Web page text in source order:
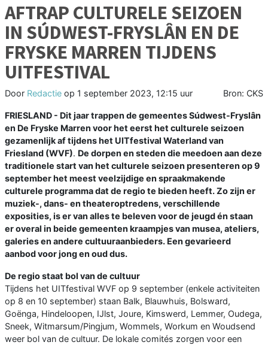
AFTRAP CULTURELE SEIZOEN
IN SÚDWEST-FRYSLÂN EN DE
FRYSKE MARREN TIJDENS
UITFESTIVAL
Door Redactie op 1 september 2023, 12:15 uur Bron: CKS
FRIESLAND - Dit jaar trappen de gemeentes Súdwest-Fryslân
en De Fryske Marren voor het eerst het culturele seizoen
gezamenlijk af tijdens het UITfestival Waterland van
Friesland (WVF). De dorpen en steden die meedoen aan deze
traditionele start van het culturele seizoen presenteren op 9
september het meest veelzijdige en spraakmakende
culturele programma dat de regio te bieden heeft. Zo zijn er
muziek-, dans- en theateroptredens, verschillende
exposities, is er van alles te beleven voor de jeugd én staan
er overal in beide gemeenten kraampjes van musea, ateliers,
galeries en andere cultuuraanbieders. Een gevarieerd
aanbod voor jong en oud dus.
De regio staat bol van de cultuur
Tijdens het UITfestival WVF op 9 september (enkele activiteiten
op 8 en 10 september) staan Balk, Blauwhuis, Bolsward,
Goënga, Hindeloopen, IJlst, Joure, Kimswerd, Lemmer, Oudega,
Sneek, Witmarsum/Pingjum, Wommels, Workum en Woudsend
weer bol van de cultuur. De lokale comités zorgen voor een